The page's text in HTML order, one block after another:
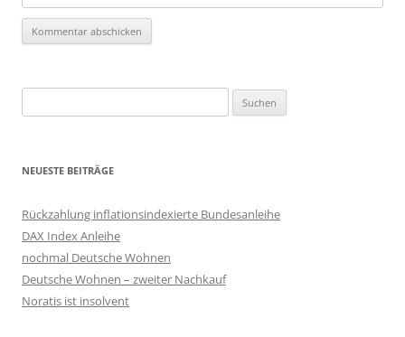
nach:
NEUESTE BEITRÄGE
Rückzahlung inflationsindexierte Bundesanleihe
DAX Index Anleihe
nochmal Deutsche Wohnen
Deutsche Wohnen – zweiter Nachkauf
Noratis ist insolvent